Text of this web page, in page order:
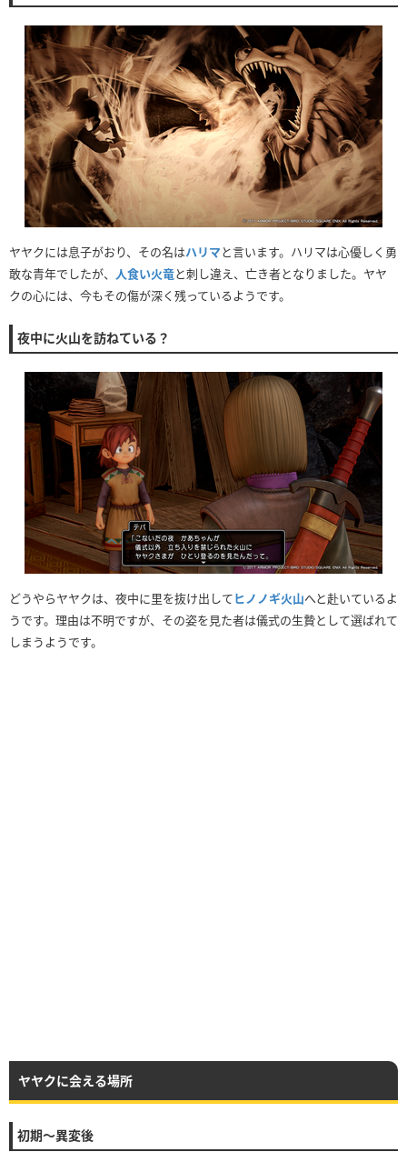
ヤヤクには息子がおり、その名はハリマと言います。ハリマは心優しく勇
敢な青年でしたが、 人食い火竜と刺し違え、亡き者となりました。ヤヤ
クの心には、今もその傷が深く残っているようです。
夜中に火山を訪ねている？
どうやらヤヤクは、夜中に里を抜け出してヒノノギ火山へと赴いているよ
うです。理由は不明ですが、その姿を見た者は儀式の生贄として選ばれて
しまうようです。
ヤヤクに会える場所
初期〜異変後